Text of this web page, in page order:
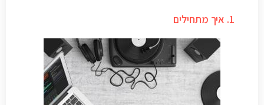
1. איך מתחילים